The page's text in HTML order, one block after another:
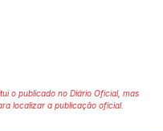
o publicado no Diário Oficial, mas
localizar a publicação oficial.